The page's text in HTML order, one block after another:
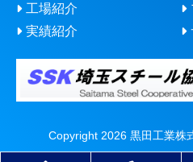
工場紹介
実績紹介
Copyright 2026 黒田工業株